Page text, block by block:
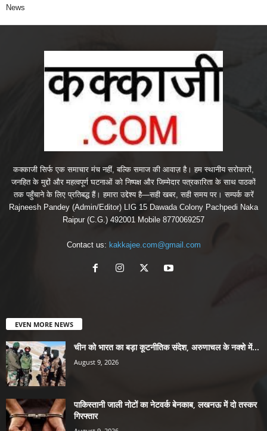
News
कक्काजी सिर्फ एक समाचार मंच नहीं, बल्कि समाज की आवाज़ है। हम स्थानीय सरोकारों,
जनहित के मुद्दों और महत्वपूर्ण घटनाओं को निष्पक्ष और जिम्मेदार पत्रकारिता के साथ पाठकों
तक पहुँचाने के लिए प्रतिबद्ध हैं। हमारा उद्देश्य है—सही खबर, सही समय पर। सम्पर्क करें
Rajneesh Pandey (Admin/Editor) LIG 15 Dawada Colony Pachpedi Naka
Raipur (C.G.) 492001 Mobile 8770069257
Contact us: kakkajee.com@gmail.com
EVEN MORE NEWS
चीन को भारत का बड़ा कूटनीतिक संदेश, अरुणाचल के नक्शे में...
August 9, 2026
पाकिस्तानी जाली नोटों का नेटवर्क बेनकाब, लखनऊ में दो तस्कर
गिरफ्तार